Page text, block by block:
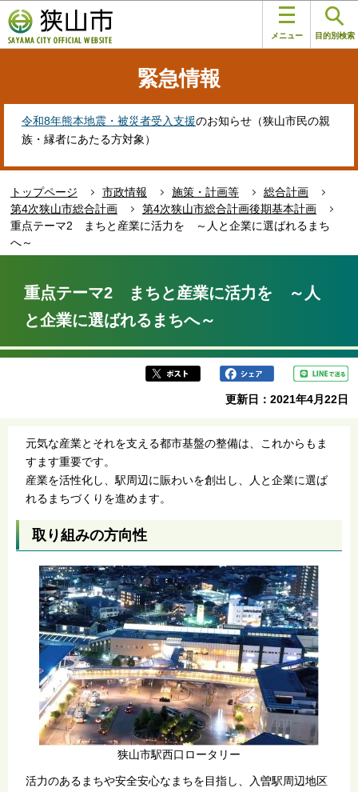
の
ペ
す
メニュー 目的別検索
緊急情報
令和8年熊本地震・被災者受入支援のお知らせ（狭山市民の親
族・縁者にあたる方対象）
トップページ 市政情報 施策・計画等
総合計画
第4次狭山市総合計画
第4次狭山市総合計画後期基本計画
重点テーマ2 まちと産業に活力を ～人と企業に選ばれるまち
へ～
ら
重点テーマ2 まちと産業に活力を ～人
と企業に選ばれるまちへ～
更新日：2021年4月22日
元気な産業とそれを支える都市基盤の整備は、これからもま
すます重要です。
産業を活性化し、駅周辺に賑わいを創出し、人と企業に選ば
れるまちづくりを進めます。
取り組みの方向性
狭山市駅西口ロータリー
活力のあるまちや安全安心なまちを目指し、入曽駅周辺地区